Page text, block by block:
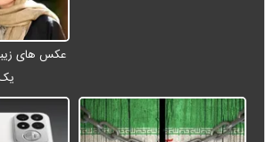
عکس های